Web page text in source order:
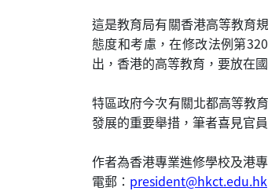
這是教育局有關香港高等教育
態度和考慮，在修改法例第
出，香港的高等教育，要放在
特區政府今次有關北都高等教
發展的重要舉措，筆者喜見官
作者為香港專業進修學校及港
電郵： president@hkct.edu.hk